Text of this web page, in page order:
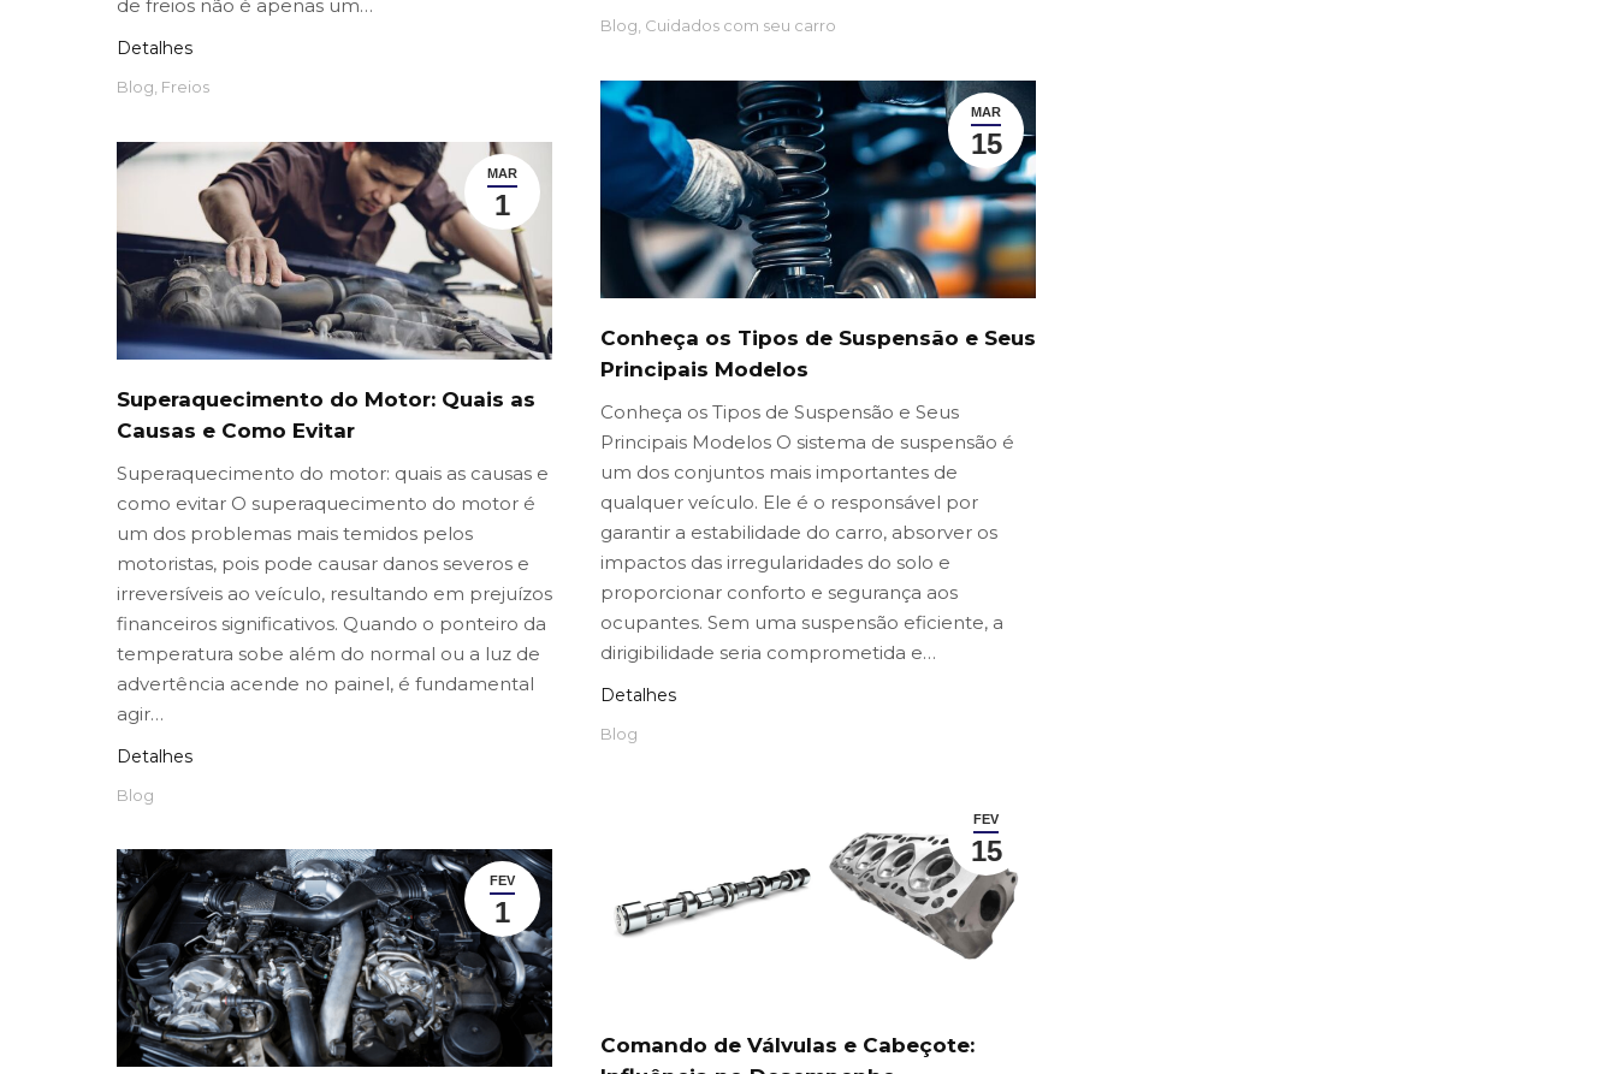
Blog, Cuidados com seu carro
de freios não é apenas um…
Detalhes
Blog, Freios
MAR
15
Conheça os Tipos de Suspensão e Seus
Principais Modelos
Conheça os Tipos de Suspensão e Seus
Principais Modelos O sistema de suspensão é
um dos conjuntos mais importantes de
qualquer veículo. Ele é o responsável por
garantir a estabilidade do carro, absorver os
impactos das irregularidades do solo e
proporcionar conforto e segurança aos
ocupantes. Sem uma suspensão eficiente, a
dirigibilidade seria comprometida e…
Detalhes
Blog
MAR
1
Superaquecimento do Motor: Quais as
Causas e Como Evitar
Superaquecimento do motor: quais as causas e
como evitar O superaquecimento do motor é
um dos problemas mais temidos pelos
motoristas, pois pode causar danos severos e
irreversíveis ao veículo, resultando em prejuízos
financeiros significativos. Quando o ponteiro da
temperatura sobe além do normal ou a luz de
advertência acende no painel, é fundamental
agir…
Detalhes
Blog
FEV
15
Comando de Válvulas e Cabeçote:
FEV
1